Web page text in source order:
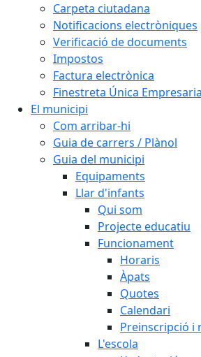
Carpeta ciutadana
Notificacions electròniques
Verificació de documents
Impostos
Factura electrònica
Finestreta Única
El municipi
Com arribar-hi
Guia de carrers / Plànol
Guia del municipi
Equipaments
Llar d'infants
Qui som
Projecte educatiu
Funcionament
Horaris
Àpats
Quotes
Calendari
Preinscripció i
L'escola